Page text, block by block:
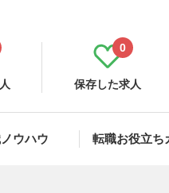
保存した求人
0
ウハウ 転職お役立ち